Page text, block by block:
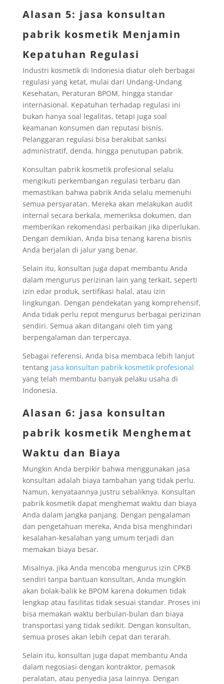
Alasan 5: jasa konsultan
pabrik kosmetik Menjamin
Kepatuhan Regulasi
Industri kosmetik di Indonesia diatur oleh berbagai
regulasi yang ketat, mulai dari Undang-Undang
Kesehatan, Peraturan BPOM, hingga standar
internasional. Kepatuhan terhadap regulasi ini
bukan hanya soal legalitas, tetapi juga soal
keamanan konsumen dan reputasi bisnis.
Pelanggaran regulasi bisa berakibat sanksi
administratif, denda, hingga penutupan pabrik.
Konsultan pabrik kosmetik profesional selalu
mengikuti perkembangan regulasi terbaru dan
memastikan bahwa pabrik Anda selalu memenuhi
semua persyaratan. Mereka akan melakukan audit
internal secara berkala, memeriksa dokumen, dan
memberikan rekomendasi perbaikan jika diperlukan.
Dengan demikian, Anda bisa tenang karena bisnis
Anda berjalan di jalur yang benar.
Selain itu, konsultan juga dapat membantu Anda
dalam mengurus perizinan lain yang terkait, seperti
izin edar produk, sertifikasi halal, atau izin
lingkungan. Dengan pendekatan yang komprehensif,
Anda tidak perlu repot mengurus berbagai perizinan
sendiri. Semua akan ditangani oleh tim yang
berpengalaman dan terpercaya.
Sebagai referensi, Anda bisa membaca lebih lanjut
tentang jasa konsultan pabrik kosmetik profesional
yang telah membantu banyak pelaku usaha di
Indonesia.
Alasan 6: jasa konsultan
pabrik kosmetik Menghemat
Waktu dan Biaya
Mungkin Anda berpikir bahwa menggunakan jasa
konsultan adalah biaya tambahan yang tidak perlu.
Namun, kenyataannya justru sebaliknya. Konsultan
pabrik kosmetik dapat menghemat waktu dan biaya
Anda dalam jangka panjang. Dengan pengalaman
dan pengetahuan mereka, Anda bisa menghindari
kesalahan-kesalahan yang umum terjadi dan
memakan biaya besar.
Misalnya, jika Anda mencoba mengurus izin CPKB
sendiri tanpa bantuan konsultan, Anda mungkin
akan bolak-balik ke BPOM karena dokumen tidak
lengkap atau fasilitas tidak sesuai standar. Proses ini
bisa memakan waktu berbulan-bulan dan biaya
transportasi yang tidak sedikit. Dengan konsultan,
semua proses akan lebih cepat dan terarah.
Selain itu, konsultan juga dapat membantu Anda
dalam negosiasi dengan kontraktor, pemasok
peralatan, atau penyedia jasa lainnya. Dengan